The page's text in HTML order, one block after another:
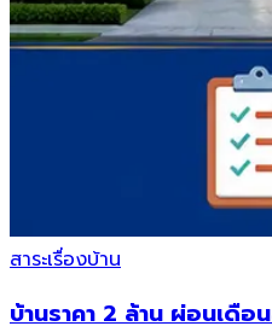
สาระเรื่องบ้าน
บ้านราคา 2 ล้าน ผ่อนเดือน